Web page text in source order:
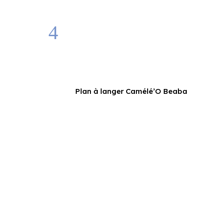
Plan à langer Camélé’O Beaba